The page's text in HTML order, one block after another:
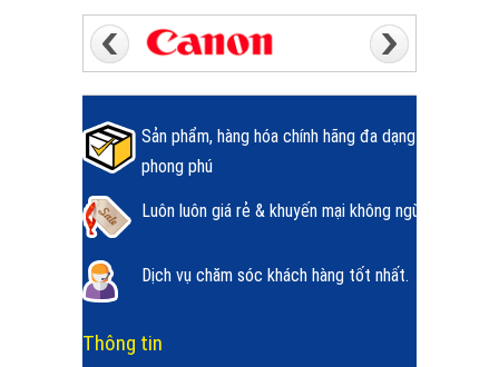
Sản phẩm, hàng hóa chính hãng đa dạng
phong phú
Luôn luôn giá rẻ & khuyến mại không ngừng.
Dịch vụ chăm sóc khách hàng tốt nhất.
Thông tin